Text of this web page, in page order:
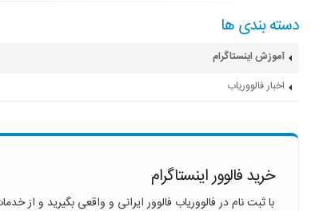
دسته بندی ها
آموزش اینستاگرام
اخبار فالووریاب
خرید فالوور اینستاگرام
با ثبت نام در فالووریاب فالوور ایرانی و واقعی بگیرید و از